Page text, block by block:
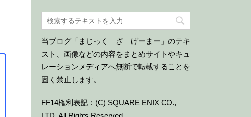
当ブログ「まじっく ざ げーまー」のテキ
スト、画像などの内容をまとめサイトやキュ
レーションメディアへ無断で転載することを
固く禁止します。
FF14権利表記：(C) SQUARE ENIX CO.,
LTD. All Rights Reserved.